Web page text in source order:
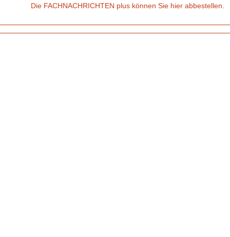
Die FACHNACHRICHTEN plus können Sie hier abbestellen.